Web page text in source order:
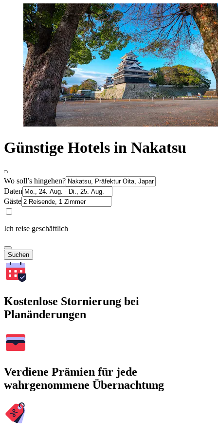
Günstige Hotels in Nakatsu
Wo soll’s hingehen?
Daten
Gäste
Ich reise geschäftlich
Suchen
Kostenlose Stornierung bei
Planänderungen
Verdiene Prämien für jede
wahrgenommene Übernachtung